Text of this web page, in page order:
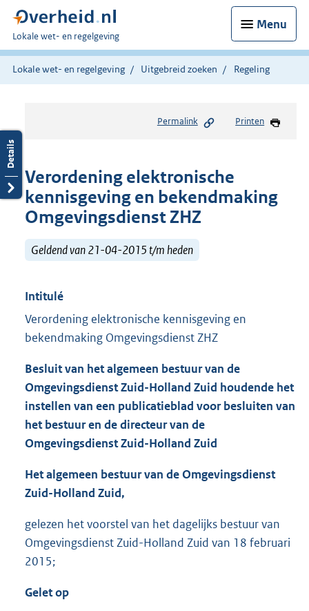
Menu
U
bent
hier:
Lokale wet- en regelgeving
Lokale wet- en regelgeving Uitgebreid zoeken Regeling
Permalink Printen
Verordening elektronische
kennisgeving en bekendmaking
Omgevingsdienst ZHZ
Geldend van 21-04-2015 t/m heden
Intitulé
Verordening elektronische kennisgeving en
bekendmaking Omgevingsdienst ZHZ
Besluit van het algemeen bestuur van de
Omgevingsdienst Zuid-Holland Zuid houdende het
instellen van een publicatieblad voor besluiten van
het bestuur en de directeur van de
Omgevingsdienst Zuid-Holland Zuid
Het algemeen bestuur van de Omgevingsdienst
Zuid-Holland Zuid,
gelezen het voorstel van het dagelijks bestuur van
Omgevingsdienst Zuid-Holland Zuid van 18 februari
2015;
Gelet op